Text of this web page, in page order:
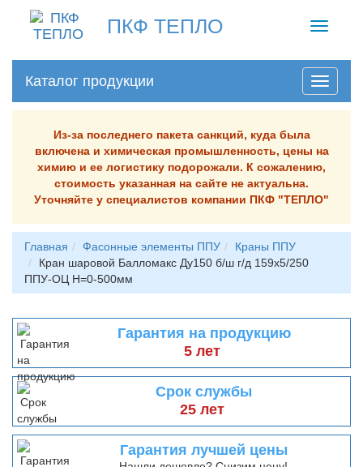
ПКФ ТЕПЛО
Toggle
Каталог продукции
Из-за последнего пакета санкций, куда была
включена и химическая промышленность, цены на
химию и ее логистику подорожали. К сожалению,
стоимость указанная на сайте не актуальна.
Уточняйте у специалистов компании ПКФ "ТЕПЛО"
Главная Фасонные элементы ППУ
Краны ППУ
Кран шаровой Балломакс Ду150 б/ш г/д 159х5/250
ППУ-ОЦ H=0-500мм
Гарантия на продукцию
5 лет
Срок службы
25 лет
Гарантия лучшей цены